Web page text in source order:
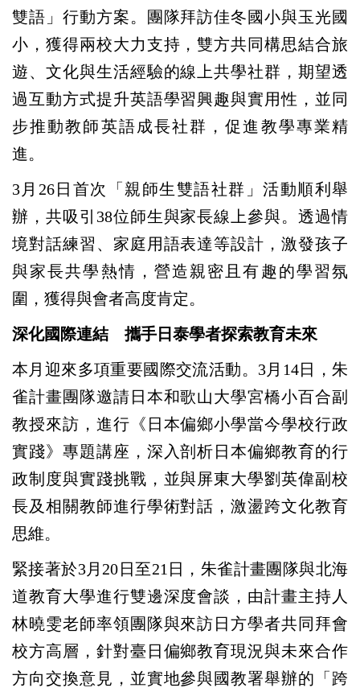
雙語」行動方案。團隊拜訪佳冬國小與玉光國
小，獲得兩校大力支持，雙方共同構思結合旅
遊、文化與生活經驗的線上共學社群，期望透
過互動方式提升英語學習興趣與實用性，並同
步推動教師英語成長社群，促進教學專業精
進。
3 月26日首次「親師生雙語社群」活動順利舉
辦，共吸引38位師生與家長線上參與。透過情
境對話練習、家庭用語表達等設計，激發孩子
與家長共學熱情，營造親密且有趣的學習氛
圍，獲得與會者高度肯定。
深化國際連結 攜手日泰學者探索教育未來
本月迎來多項重要國際交流活動。3月14日，朱
雀計畫團隊邀請日本和歌山大學宮橋小百合副
教授來訪，進行《日本偏鄉小學當今學校行政
實踐》專題講座，深入剖析日本偏鄉教育的行
政制度與實踐挑戰，並與屏東大學劉英偉副校
長及相關教師進行學術對話，激盪跨文化教育
思維。
緊接著於3月20日至21日，朱雀計畫團隊與北海
道教育大學進行雙邊深度會談，由計畫主持人
林曉雯老師率領團隊與來訪日方學者共同拜會
校方高層，針對臺日偏鄉教育現況與未來合作
方向交換意見，並實地參與國教署舉辦的「跨